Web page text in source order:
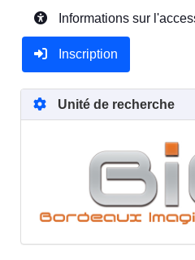
Informations sur
Inscription
Unité de recherche